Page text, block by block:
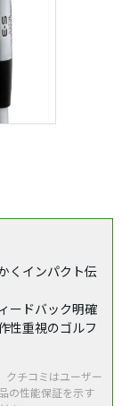
くインパクト伝
ードバック明確
性重視のゴルフ
クチコミはユーザー
の性能保証を示す